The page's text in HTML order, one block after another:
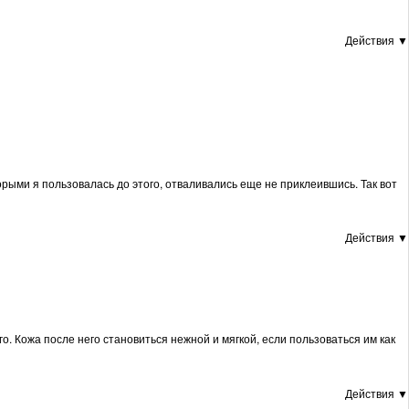
Действия ▼
я пользовалась до этого, отваливались еще не приклеившись. Так вот
Действия ▼
после него становиться нежной и мягкой, если пользоваться им как
Действия ▼